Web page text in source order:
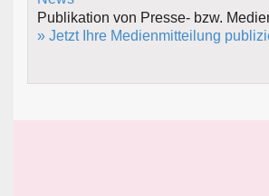
Publikation von Presse- bzw.
» Jetzt Ihre Medienmitteilung